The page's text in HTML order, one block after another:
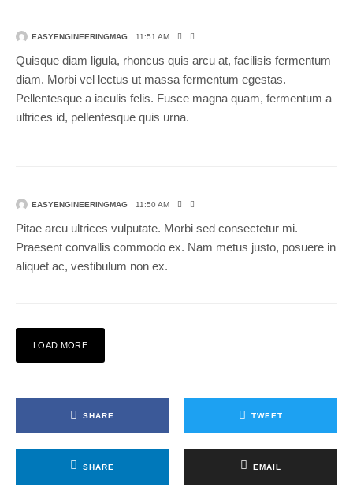
EASYENGINEERINGMAG 11:51 AM
Quisque diam ligula, rhoncus quis arcu at, facilisis fermentum
diam. Morbi vel lectus ut massa fermentum egestas.
Pellentesque a iaculis felis. Fusce magna quam, fermentum a
ultrices id, pellentesque quis urna.
EASYENGINEERINGMAG 11:50 AM
Pitae arcu ultrices vulputate. Morbi sed consectetur mi.
Praesent convallis commodo ex. Nam metus justo, posuere in
aliquet ac, vestibulum non ex.
LOAD MORE
SHARE TWEET
SHARE EMAIL